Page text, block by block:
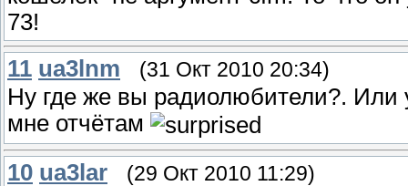
73!
11 ua3lnm (31 Окт 2010 20:34)
Ну где же вы радиолюбители?. Или
мне отчётам
10 ua3lar (29 Окт 2010 11:29)